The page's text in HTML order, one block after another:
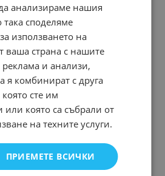
анализираме нашия
споделяме
използването на
ваша страна с нашите
и анализи,
я комбинират с друга
сте им
или която са събрали от
на техните услуги.
ПРИЕМЕТЕ ВСИЧКИ